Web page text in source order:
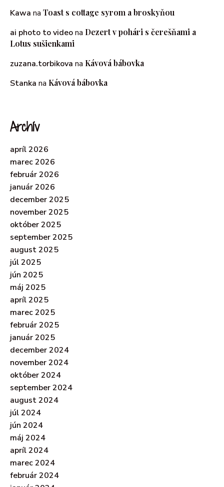
Kawa na Toast s cottage syrom a broskyňou
ai photo to videona Dezert v pohári s čerešňami a
Lotus sušienkami
zuzana.torbikova na Kávová bábovka
Stanka na Kávová bábovka
Archív
apríl 2026
marec 2026
február 2026
január 2026
december 2025
november 2025
október 2025
september 2025
august 2025
júl 2025
jún 2025
máj 2025
apríl 2025
marec 2025
február 2025
január 2025
december 2024
november 2024
október 2024
september 2024
august 2024
júl 2024
jún 2024
máj 2024
apríl 2024
marec 2024
február 2024